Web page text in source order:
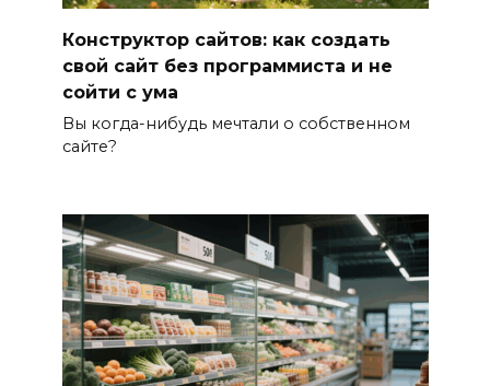
Конструктор сайтов: как создать
свой сайт без программиста и не
сойти с ума
Вы когда-нибудь мечтали о собственном
сайте?